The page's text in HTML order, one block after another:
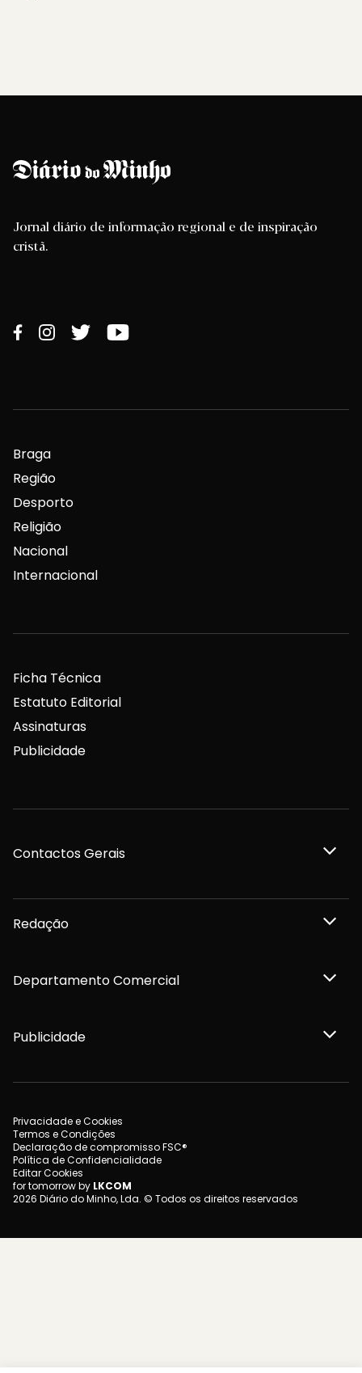
Jornal diário de informação regional e de inspiração
cristã.
Braga
Região
Desporto
Religião
Nacional
Internacional
Ficha Técnica
Estatuto Editorial
Assinaturas
Publicidade
Contactos Gerais
Redação
Departamento Comercial
Publicidade
Privacidade e Cookies
Termos e Condições
Declaração de compromisso FSC®
Política de Confidencialidade
Editar Cookies
for tomorrow by LKCOM
2026 Diário do Minho, Lda. © Todos os direitos reservados